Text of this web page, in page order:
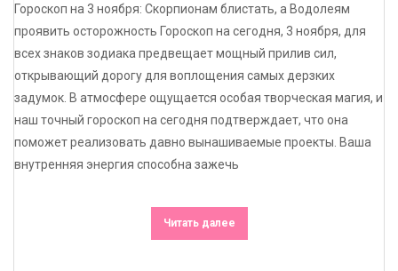
Гороскоп на 3 ноября: Скорпионам блистать, а Водолеям
проявить осторожность Гороскоп на сегодня, 3 ноября, для
всех знаков зодиака предвещает мощный прилив сил,
открывающий дорогу для воплощения самых дерзких
задумок. В атмосфере ощущается особая творческая магия, и
наш точный гороскоп на сегодня подтверждает, что она
поможет реализовать давно вынашиваемые проекты. Ваша
внутренняя энергия способна зажечь
Читать далее